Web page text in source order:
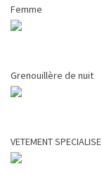
Femme
Grenouillère de nuit
VETEMENT SPECIALISE